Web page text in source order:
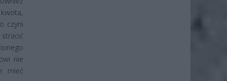
czyni
nie
mieć